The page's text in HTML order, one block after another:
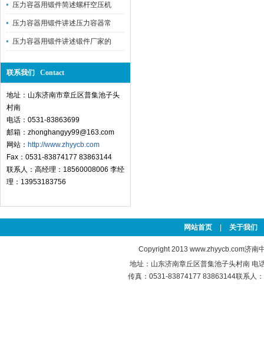
压力容器用锻件简述螺杆空压机
压力容器用锻件讲述压力容器常
压力容器用锻件讲述锻件厂家的
联系我们 Contact
地址：山东济南市章丘区普集池子头
村南
电话：0531-83863699
邮箱：zhonghangyy99@163.com
网站： http://www.zhyycb.com
Fax：0531-83874177 83863144
联系人：高经理：18560008006 李经
理：13953183756
网站首页 关于我们
Copyright 2013 www.zhyycb.com济南
地址：山东济南章丘区普集池子头村南
传真：0531-83874177 83863144联系人